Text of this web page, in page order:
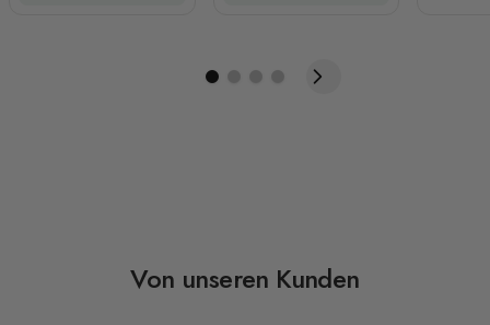
Von unseren Kunden